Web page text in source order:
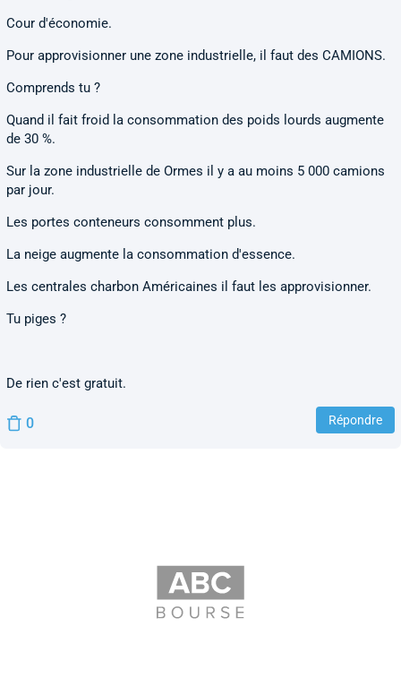
Cour d'économie.
Pour approvisionner une zone industrielle, il faut des CAMIONS.
Comprends tu ?
Quand il fait froid la consommation des poids lourds augmente
de 30 %.
Sur la zone industrielle de Ormes il y a au moins 5 000 camions
par jour.
Les portes conteneurs consomment plus.
La neige augmente la consommation d'essence.
Les centrales charbon Américaines il faut les approvisionner.
Tu piges ?
De rien c'est gratuit.
0 Répondre